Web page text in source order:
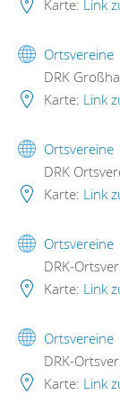
Karte: Link
Ortsvereine
DRK
Karte: Link
Ortsvereine
DRK
Karte: Link
Ortsvereine
DRK-
Karte: Link
Ortsvereine
DRK-
Karte: Link